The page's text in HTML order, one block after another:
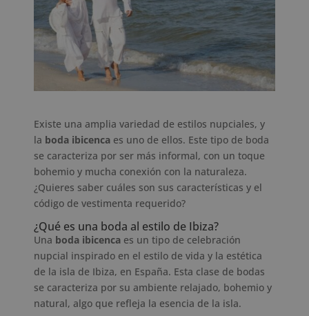
Existe una amplia variedad de estilos nupciales, y
la boda ibicencaes uno de ellos. Este tipo de boda
se caracteriza por ser más informal, con un toque
bohemio y mucha conexión con la naturaleza.
¿Quieres saber cuáles son sus características y el
código de vestimenta requerido?
¿Qué es una boda al estilo de Ibiza?
Una boda ibicencaes un tipo de celebración
nupcial inspirado en el estilo de vida y la estética
de la isla de Ibiza, en España. Esta clase de bodas
se caracteriza por su ambiente relajado, bohemio y
natural, algo que refleja la esencia de la isla.